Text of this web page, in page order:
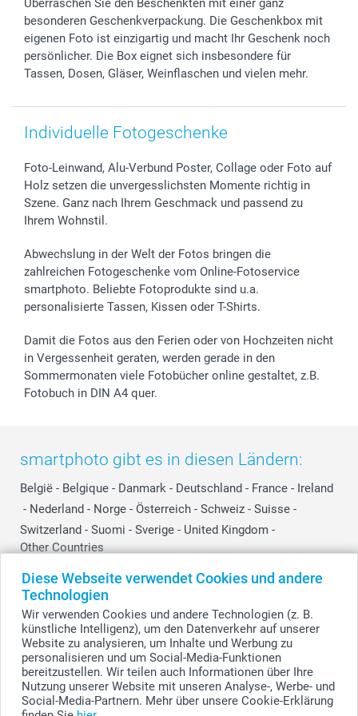
Diese Webseite verwendet Cookies und andere
Technologien
Wir verwenden Cookies und andere Technologien (z. B.
künstliche Intelligenz), um den Datenverkehr auf unserer
Website zu analysieren, um Inhalte und Werbung zu
personalisieren und um Social-Media-Funktionen
bereitzustellen. Wir teilen auch Informationen über Ihre
Nutzung unserer Website mit unseren Analyse-, Werbe- und
Social-Media-Partnern. Mehr über unsere Cookie-Erklärung
Sticker & Etiketten
Geschenk-Gutscheine (PDF)
Presse
Partnerprogramme
Investor Relations
B2B smartbusiness
Kommunion & Konfirmation
Hochzeit
Geburtstag
Geburt
48h Lieferung
Zahlungsmöglichkeiten
Anmelden /Registrieren
Sitemap
smartgarantie
Überraschen Sie den Beschenkten mit einer ganz
besonderen Geschenkverpackung. Die Geschenkbox mit
eigenen Foto ist einzigartig und macht Ihr Geschenk noch
persönlicher. Die Box eignet sich insbesondere für
Tassen, Dosen, Gläser, Weinflaschen und vielen mehr.
Individuelle Fotogeschenke
Foto-Leinwand, Alu-Verbund Poster, Collage oder Foto auf
Holz setzen die unvergesslichsten Momente richtig in
Szene. Ganz nach Ihrem Geschmack und passend zu
Ihrem Wohnstil.
Abwechslung in der Welt der Fotos bringen die
zahlreichen Fotogeschenke vom Online-Fotoservice
smartphoto. Beliebte Fotoprodukte sind u.a.
personalisierte Tassen, Kissen oder T-Shirts.
Damit die Fotos aus den Ferien oder von Hochzeiten nicht
in Vergessenheit geraten, werden gerade in den
Sommermonaten viele Fotobücher online gestaltet, z.B.
Fotobuch in DIN A4 quer.
smartphoto gibt es in diesen Ländern:
België - Belgique - Danmark - Deutschland - France - Ireland
- Nederland - Norge - Österreich - Schweiz - Suisse -
Switzerland - Suomi - Sverige - United Kingdom -
Other Countries
© smartphoto Group. Alle Rechte vorbehalten.
Alle Preise verstehen sich in Schweizer Franken (CHF) inkl. MwSt. und zzgl.
Versandkosten.